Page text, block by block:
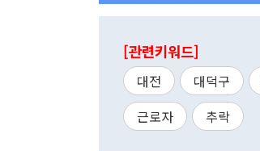
[관련키워드]
대전 대덕구
근로자
추락